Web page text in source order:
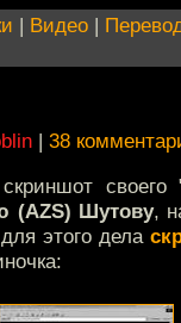
| Видео |
| 38
своего
(AZS) Шутову,
этого дела